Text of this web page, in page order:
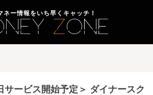
ネー情報をいち早くキャッチ！
サービス開始予定＞ ダイナースク